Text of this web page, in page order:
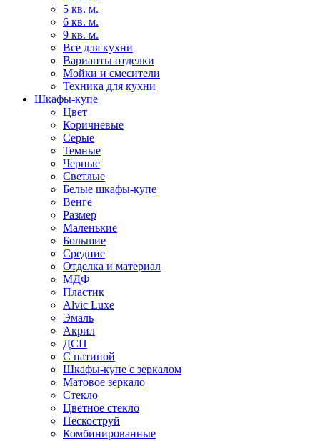
5 кв. м.
6 кв. м.
9 кв. м.
Все для кухни
Варианты отделки
Мойки и смесители
Техника для кухни
Шкафы-купе
Цвет
Коричневые
Серые
Темные
Черные
Светлые
Белые шкафы-купе
Венге
Размер
Маленькие
Большие
Средние
Отделка и материал
МДФ
Пластик
Alvic Luxe
Эмаль
Акрил
ДСП
С патиной
Шкафы-купе с зеркалом
Матовое зеркало
Стекло
Цветное стекло
Пескоструй
Комбинированные